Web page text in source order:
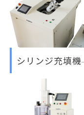
シリンジ充填機